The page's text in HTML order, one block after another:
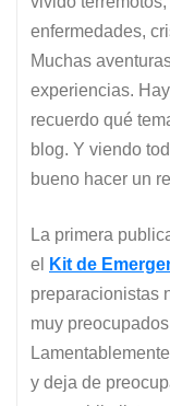
enfermedades,
Muchas
experiencias.
recuerdo qué
blog. Y viendo
bueno hacer un
La primera
el
Kit de
preparacionistas
muy
y deja de